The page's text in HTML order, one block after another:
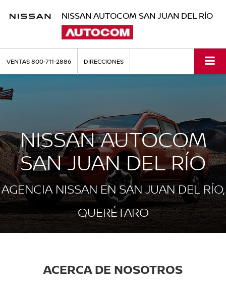
NISSAN AUTOCOM SAN JUAN DEL RÍO
VENTAS800-711-2886 DIRECCIONES
NISSAN AUTOCOM
SAN JUAN DEL RÍO
AGENCIA NISSAN EN SAN JUAN DEL RÍO,
QUERÉTARO
ACERCA DE NOSOTROS